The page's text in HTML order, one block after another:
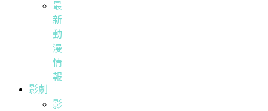
最
新
動
漫
情
報
影劇
影